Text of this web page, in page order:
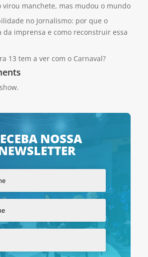
virou manchete, mas mudou o mundo
no Jornalismo: por que o
da imprensa e como reconstruir essa
13 tem a ver com o Carnaval?
NOSSA